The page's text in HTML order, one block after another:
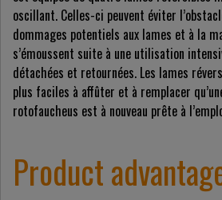
oscillant. Celles-ci peuvent éviter
dommages potentiels aux lames et à la
s’émoussent suite à une utilisation
détachées et retournées. Les lames
plus faciles à affûter et à remplacer
rotofaucheus est à nouveau prête à
Product